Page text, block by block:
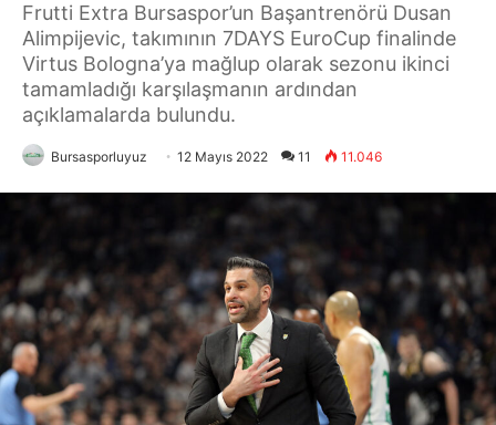
Frutti Extra Bursaspor’un Başantrenörü Dusan
Alimpijevic, takımının 7DAYS EuroCup finalinde
Virtus Bologna’ya mağlup olarak sezonu ikinci
tamamladığı karşılaşmanın ardından
açıklamalarda bulundu.
Bursasporluyuz 12 Mayıs 2022 11 11.046